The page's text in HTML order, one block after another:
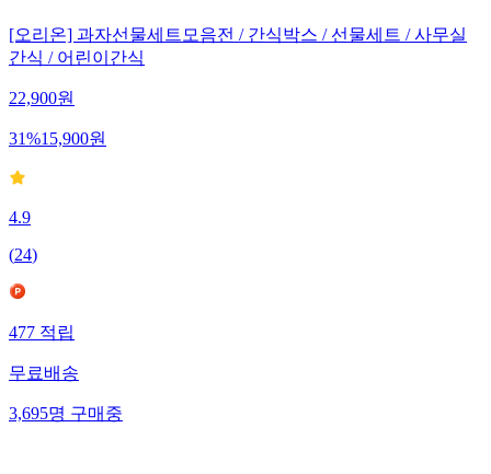
[오리온] 과자선물세트모음전 / 간식박스 / 선물세트 / 사무실
간식 / 어린이간식
22,900원
31%15,900원
4.9
(24)
477적립
무료배송
3,695명구매중